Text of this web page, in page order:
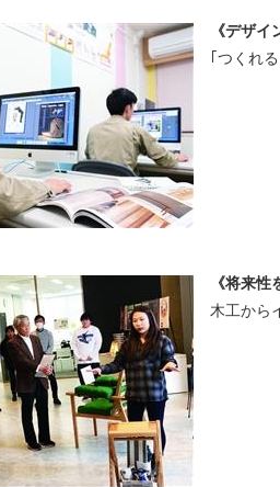
《デザイ
｢つくれ
《将来性
木工から